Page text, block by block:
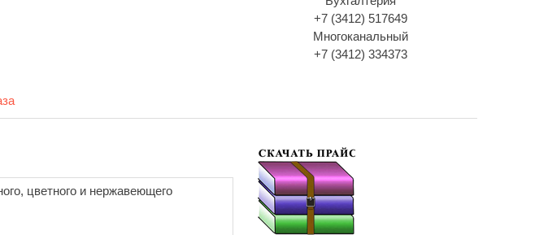
+7 (3412) 517649
Многоканальный
+7 (3412) 334373
цветного и нержавеющего